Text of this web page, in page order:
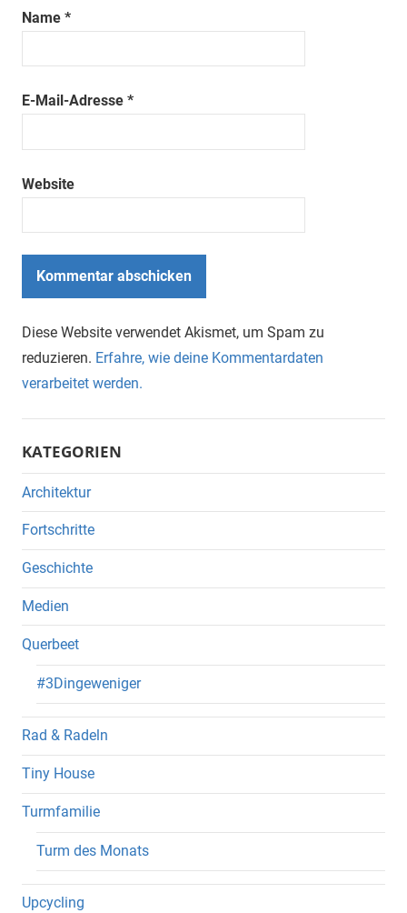
Name *
E-Mail-Adresse *
Website
Diese Website verwendet Akismet, um Spam zu
reduzieren. Erfahre, wie deine Kommentardaten
verarbeitet werden.
KATEGORIEN
Architektur
Fortschritte
Geschichte
Medien
Querbeet
#3Dingeweniger
Rad & Radeln
Tiny House
Turmfamilie
Turm des Monats
Upcycling